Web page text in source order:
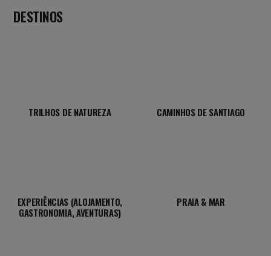
DESTINOS
TRILHOS DE NATUREZA CAMINHOS DE SANTIAGO
EXPERIÊNCIAS (ALOJAMENTO,
GASTRONOMIA, AVENTURAS)
PRAIA & MAR